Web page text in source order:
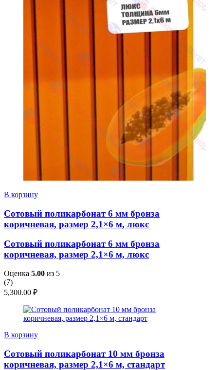
В корзину
Сотовый поликарбонат 6 мм бронза
коричневая, размер 2,1×6 м, люкс
Сотовый поликарбонат 6 мм бронза
коричневая, размер 2,1×6 м, люкс
Оценка 5.00 из 5
(7)
5,300.00 ₽
В корзину
Сотовый поликарбонат 10 мм бронза
коричневая, размер 2,1×6 м, стандарт